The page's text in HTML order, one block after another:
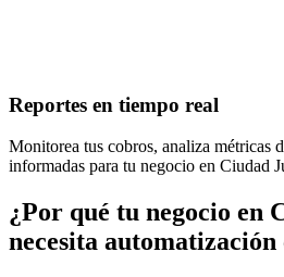
Reportes en tiempo real
Monitorea tus cobros, analiza métricas
informadas para tu negocio en Ciudad
¿Por qué tu negocio en
necesita automatización